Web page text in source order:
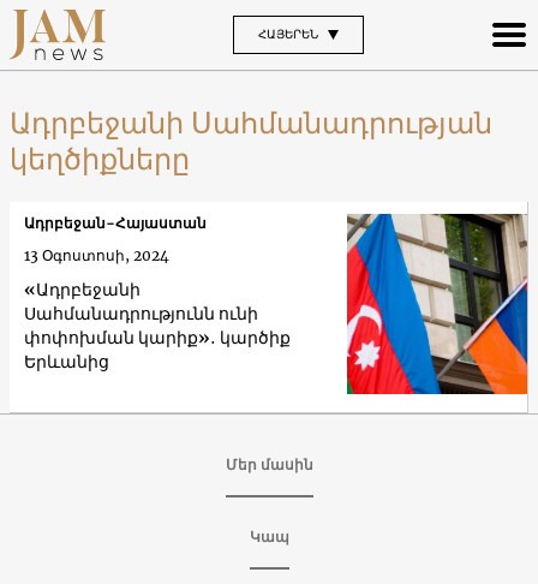
ՀԱՅԵՐԵՆ
Ադրբեջանի Սահմանադրության
կեղծիքները
«Ադրբեջանի
Սահմանադրությունն ունի
փոփոխման կարիք»․ կարծիք
Երևանից
Ադրբեջան-Հայաստան
13 Օգոստոսի, 2024
Մեր մասին
Կապ